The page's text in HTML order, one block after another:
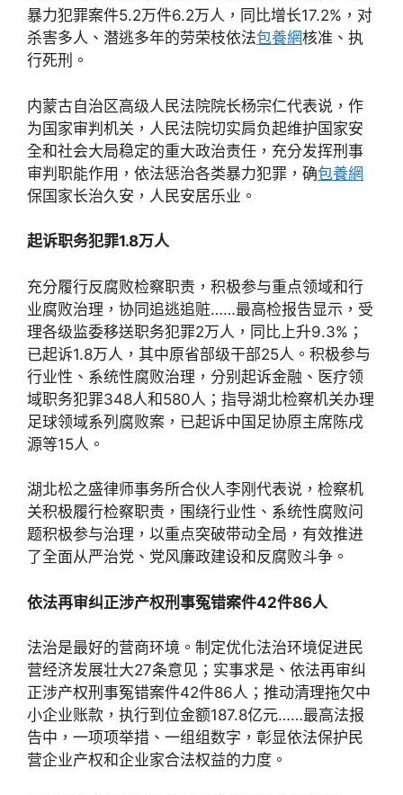
暴力犯罪案件5.2万件6.2万人，同比增长17.2%，对
杀害多人、潜逃多年的劳荣枝依法包養網核准、执
行死刑。
内蒙古自治区高级人民法院院长杨宗仁代表说，作
为国家审判机关，人民法院切实肩负起维护国家安
全和社会大局稳定的重大政治责任，充分发挥刑事
审判职能作用，依法惩治各类暴力犯罪，确包養網
保国家长治久安，人民安居乐业。
起诉职务犯罪1.8万人
充分履行反腐败检察职责，积极参与重点领域和行
业腐败治理，协同追逃追赃……最高检报告显示，受
理各级监委移送职务犯罪2万人，同比上升9.3%；
已起诉1.8万人，其中原省部级干部25人。积极参与
行业性、系统性腐败治理，分别起诉金融、医疗领
域职务犯罪348人和580人；指导湖北检察机关办理
足球领域系列腐败案，已起诉中国足协原主席陈戌
源等15人。
湖北松之盛律师事务所合伙人李刚代表说，检察机
关积极履行检察职责，围绕行业性、系统性腐败问
题积极参与治理，以重点突破带动全局，有效推进
了全面从严治党、党风廉政建设和反腐败斗争。
依法再审纠正涉产权刑事冤错案件42件86人
法治是最好的营商环境。制定优化法治环境促进民
营经济发展壮大27条意见；实事求是、依法再审纠
正涉产权刑事冤错案件42件86人；推动清理拖欠中
小企业账款，执行到位金额187.8亿元……最高法报
告中，一项项举措、一组组数字，彰显依法保护民
营企业产权和企业家合法权益的力度。